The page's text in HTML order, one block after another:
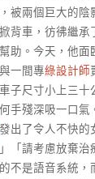
被兩個巨大的
背車，彷彿繼
助。今天，他
一間專綠設計師
子尺寸小上三
手殘深吸一口
發出了令人不快的
「請考慮放棄
不是語音系統，